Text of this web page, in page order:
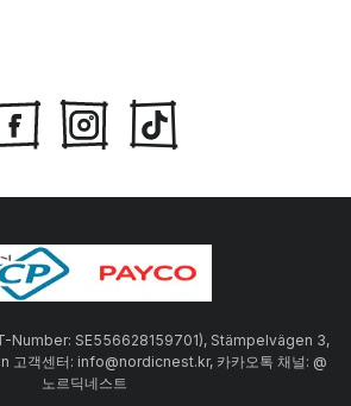
Number: SE556628159701), Stämpelvägen 3,
고객센터: info@nordicnest.kr, 카카오톡 채널: @
노르딕네스트